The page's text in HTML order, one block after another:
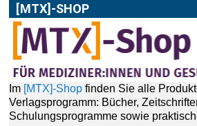
[MTX]-SHOP
Im
finden Sie alle
Verlagsprogramm: Bücher,
Schulungsprogramme sowie